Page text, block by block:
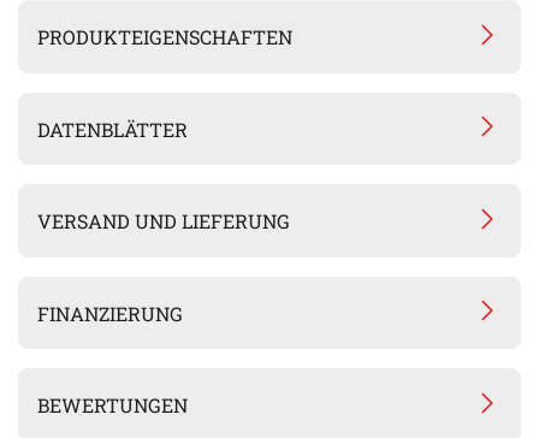
PRODUKTEIGENSCHAFTEN
DATENBLÄTTER
VERSAND UND LIEFERUNG
FINANZIERUNG
BEWERTUNGEN